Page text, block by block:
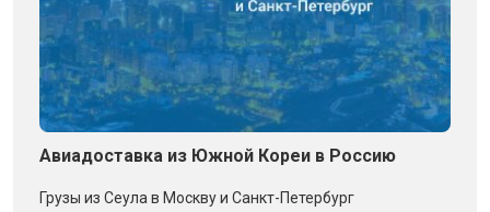
Авиадоставка из Южной Кореи в Россию
Грузы из Сеула в Москву и Санкт-Петербург